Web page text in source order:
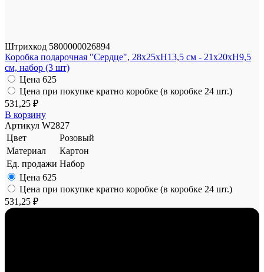
Штрихкод 5800000026894
Коробка подарочная "Сердце", 28x25xH13,5 см - 21x20xH9,5
см, набор (3 шт)
Цена 625
Цена при покупке кратно коробке (в коробке 24 шт.)
531,25 ₽
В корзину
Артикул W2827
Цвет
Розовый
Материал
Картон
Ед. продажи Набор
Цена 625
Цена при покупке кратно коробке (в коробке 24 шт.)
531,25 ₽